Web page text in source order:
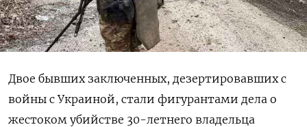
Двое бывших заключенных, дезертировавших с
войны с Украиной, стали фигурантами дела о
жестоком убийстве 30-летнего владельца